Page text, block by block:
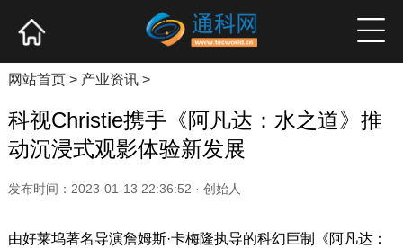
产业资讯 企业新品 高端访谈
网站首页> 产业资讯>
科视Christie携手《阿凡达：水之道》推
动沉浸式观影体验新发展
发布时间：2023-01-13 22:36:52 · 创始人
由好莱坞著名导演詹姆斯·卡梅隆执导的科幻巨制《阿凡达：